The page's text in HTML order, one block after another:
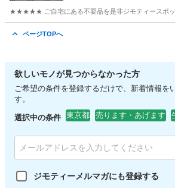
★★★★★ ご自宅にある不要品を是非ジモティースポッ
ページTOPへ
欲しいモノが見つからなかった方
ご希望の条件を登録するだけで、新着情報を
す。
選択中の条件 東京都 売ります・あげます
ジモティーメルマガにも登録する